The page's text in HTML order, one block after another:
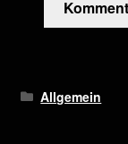
Allgemein